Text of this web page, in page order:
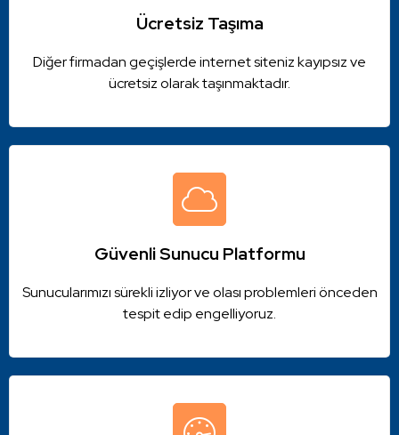
Ücretsiz Taşıma
Diğer firmadan geçişlerde internet siteniz kayıpsız ve
ücretsiz olarak taşınmaktadır.
Güvenli Sunucu Platformu
Sunucularımızı sürekli izliyor ve olası problemleri önceden
tespit edip engelliyoruz.